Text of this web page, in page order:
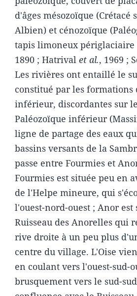
d'âges mésozoïque (Crétacé
Albien) et cénozoïque
tapis limoneux périglaciaire
1890 ; Hatrival et al., 1969 ;
Les rivières ont entaillé le
constitué par les formations
inférieur, discordantes sur
Paléozoïque inférieur
ligne de partage des eaux
bassins versants de la
passe entre Fourmies et
Fourmies est située peu en
de l'Helpe mineure, qui
l'ouest-nord-ouest ; Anor est
Ruisseau des Anorelles qui
rive droite à un peu plus
centre du village. L'Oise
en coulant vers l'ouest-sud-
brusquement vers le sud-